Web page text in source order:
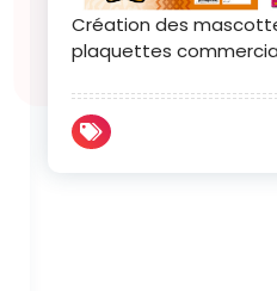
Création des
plaquettes